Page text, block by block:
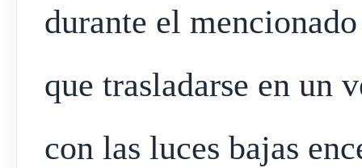
durante el
que trasladarse en un
con las luces bajas